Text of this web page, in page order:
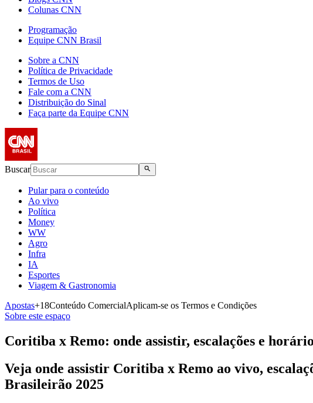
Colunas CNN
Programação
Equipe CNN Brasil
Sobre a CNN
Política de Privacidade
Termos de Uso
Fale com a CNN
Distribuição do Sinal
Faça parte da Equipe CNN
Buscar
Pular para o conteúdo
Ao vivo
Política
Money
WW
Agro
Infra
IA
Esportes
Viagem & Gastronomia
Apostas+18Conteúdo ComercialAplicam-se os Termos e Condições
Sobre este espaço
Coritiba x Remo: onde assistir, escalações e horário
Veja onde assistir Coritiba x Remo ao vivo,
Brasileirão 2025